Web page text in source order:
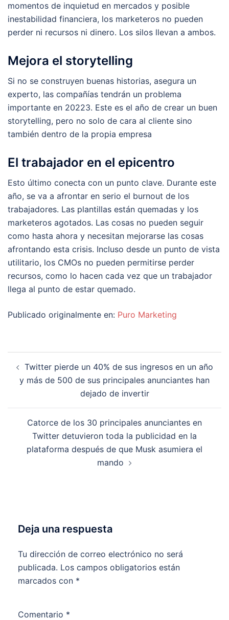
momentos de inquietud en mercados y posible
inestabilidad financiera, los marketeros no pueden
perder ni recursos ni dinero. Los silos llevan a ambos.
Mejora el storytelling
Si no se construyen buenas historias, asegura un
experto, las compañías tendrán un problema
importante en 20223. Este es el año de crear un buen
storytelling, pero no solo de cara al cliente sino
también dentro de la propia empresa
El trabajador en el epicentro
Esto último conecta con un punto clave. Durante este
año, se va a afrontar en serio el burnout de los
trabajadores. Las plantillas están quemadas y los
marketeros agotados. Las cosas no pueden seguir
como hasta ahora y necesitan mejorarse las cosas
afrontando esta crisis. Incluso desde un punto de vista
utilitario, los CMOs no pueden permitirse perder
recursos, como lo hacen cada vez que un trabajador
llega al punto de estar quemado.
Publicado originalmente en: Puro Marketing
de
entradas
Twitter pierde un 40% de sus ingresos en un año
y más de 500 de sus principales anunciantes han
dejado de invertir
Catorce de los 30 principales anunciantes en
Twitter detuvieron toda la publicidad en la
plataforma después de que Musk asumiera el
mando
Deja una respuesta
Tu dirección de correo electrónico no será
publicada. Los campos obligatorios están
marcados con *
Comentario *